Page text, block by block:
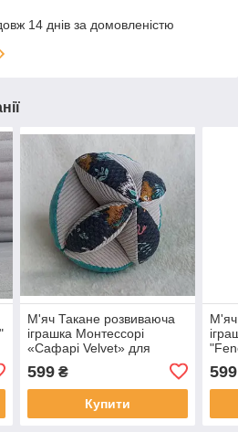
14 днів за домовленістю
М'яч Такане розвиваюча
іграшка Монтессорі
«Сафарі Velvet» для
599₴
Купити
М'яч
599